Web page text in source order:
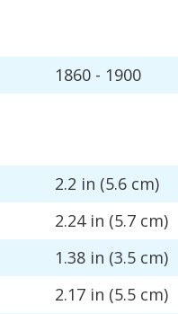
1860 - 1900
2.2 in (5.6 cm)
2.24 in (5.7 cm)
1.38 in (3.5 cm)
2.17 in (5.5 cm)